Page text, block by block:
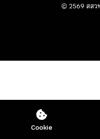
© 2569 สสว
Cookie